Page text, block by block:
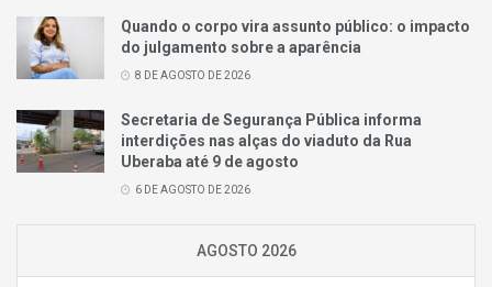
Quando o corpo vira assunto público: o impacto
do julgamento sobre a aparência
8 DE AGOSTO DE 2026
Secretaria de Segurança Pública informa
interdições nas alças do viaduto da Rua
Uberaba até 9 de agosto
6 DE AGOSTO DE 2026
AGOSTO 2026